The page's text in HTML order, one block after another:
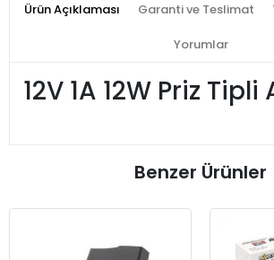
Ürün Açıklaması Garanti ve Teslimat
Yorumlar
12V 1A 12W Priz
Benzer Ürünler